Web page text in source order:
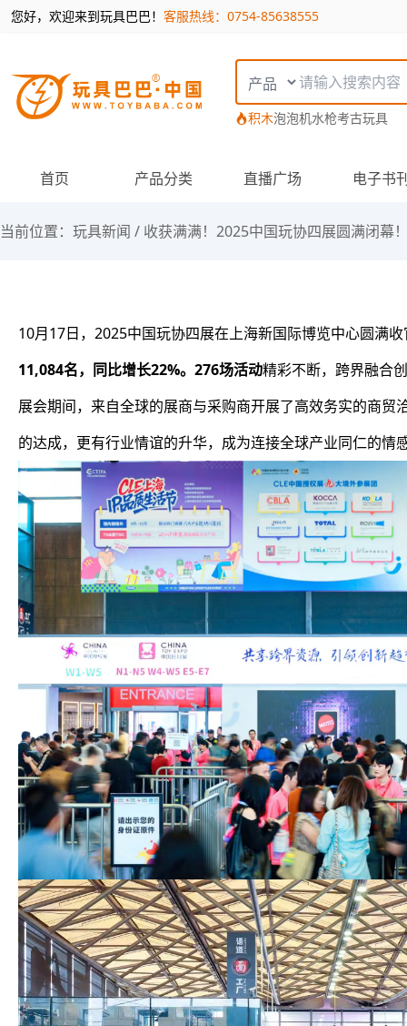
您好，欢迎来到玩具巴巴！ 客服热线：0754-85638555
搜索类型
积木泡泡机水枪考古玩具
首页 产品分类 直播广场 电子书
当前位置： 玩具新闻 / 收获满满！2025中国玩协四展圆满闭幕
10月17日，2025中国玩协四展在上海新国际博览中心圆满
11,084名，同比增长22%。276场活动精彩不断，跨界融合
展会期间，来自全球的展商与采购商开展了高效务实的商
的达成，更有行业情谊的升华，成为连接全球产业同仁的情